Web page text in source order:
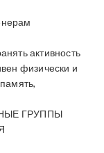
активность
физически и
ГРУППЫ